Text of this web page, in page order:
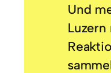
Und
Luzern